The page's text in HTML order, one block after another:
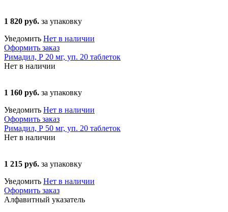
1 820 руб. за упаковку
Уведомить Нет в наличии
Оформить заказ
Римадил, Р 20 мг, уп. 20 таблеток
Нет в наличии
1 160 руб. за упаковку
Уведомить Нет в наличии
Оформить заказ
Римадил, Р 50 мг, уп. 20 таблеток
Нет в наличии
1 215 руб. за упаковку
Уведомить Нет в наличии
Оформить заказ
Алфавитный указатель